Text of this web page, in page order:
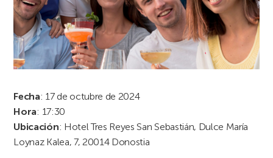
Fecha: 17 de octubre de 2024
Hora: 17:30
Ubicación: Hotel Tres Reyes San Sebastián, Dulce María
Loynaz Kalea, 7, 20014 Donostia